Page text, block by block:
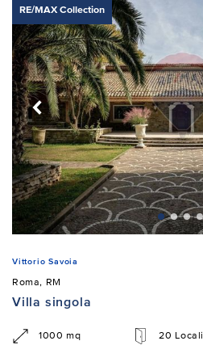
RE/MAX Collection
Vittorio Savoia
Roma, RM
Villa singola
1000 mq 20 Locali